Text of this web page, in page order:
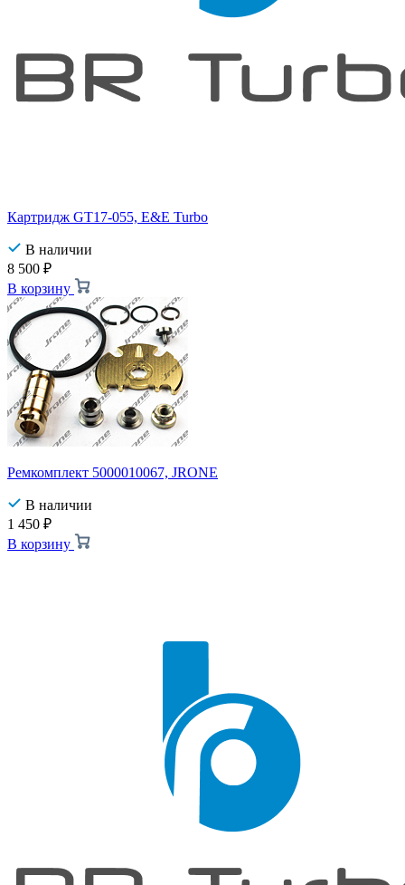
Картридж GT17-055, E&E Turbo
В наличии
8 500 ₽
В корзину
Ремкомплект 5000010067, JRONE
В наличии
1 450 ₽
В корзину